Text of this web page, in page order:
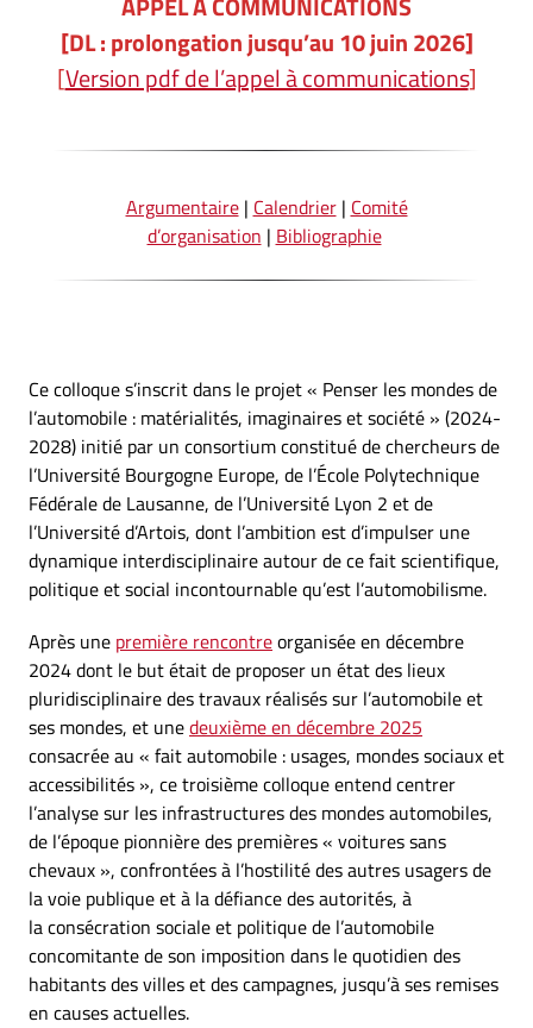
[DL : prolongation jusqu’au 10 juin 2026]
[Version pdf de l’appel à communications]
Argumentaire| Calendrier| Comité
d’organisation | Bibliographie
Ce colloque s’inscrit dans le projet « Penser les mondes de
l’automobile : matérialités, imaginaires et société » (2024-
2028) initié par un consortium constitué de chercheurs de
l’Université Bourgogne Europe, de l’École Polytechnique
Fédérale de Lausanne, de l’Université Lyon 2 et de
l’Université d’Artois, dont l’ambition est d’impulser une
dynamique interdisciplinaire autour de ce fait scientifique,
politique et social incontournable qu’est l’automobilisme.
Après une première rencontreorganisée en décembre
2024 dont le but était de proposer un état des lieux
pluridisciplinaire des travaux réalisés sur l’automobile et
ses mondes, et unedeuxième en décembre 2025
consacrée au « fait automobile : usages, mondes sociaux et
accessibilités », ce troisième colloque entend centrer
l’analyse sur les infrastructures des mondes automobiles,
de l’époque pionnière des premières « voitures sans
chevaux », confrontées à l’hostilité des autres usagers de
la voie publique et à la défiance des autorités, à
la consécration sociale et politique de l’automobile
concomitante de son imposition dans le quotidien des
habitants des villes et des campagnes, jusqu’à ses remises
en causes actuelles.